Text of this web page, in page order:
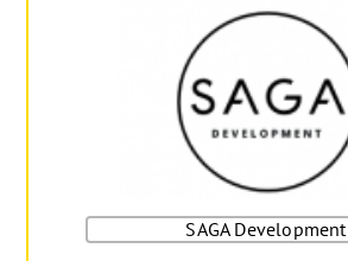
SAGA Development